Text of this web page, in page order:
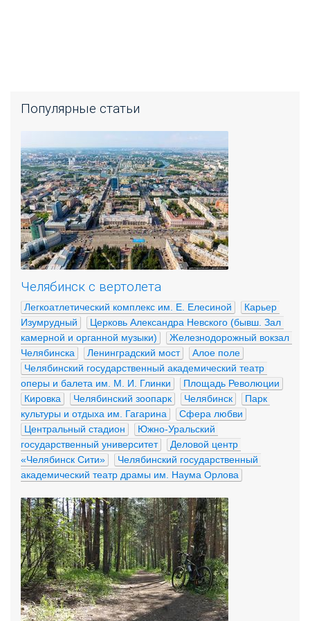
Популярные статьи
Челябинск с вертолета
Легкоатлетический комплекс им. Е. Елесиной
Карьер
Изумрудный
Церковь Александра Невского (бывш. Зал
камерной и органной музыки)
Железнодорожный вокзал
Челябинска
Ленинградский мост
Алое поле
Челябинский государственный академический театр
оперы и балета им. М. И. Глинки
Площадь Революции
Кировка
Челябинский зоопарк Челябинск
Парк
культуры и отдыха им. Гагарина
Сфера любви
Центральный стадион
Южно-Уральский
государственный университет
Деловой центр
«Челябинск Сити»
Челябинский государственный
академический театр драмы им. Наума Орлова